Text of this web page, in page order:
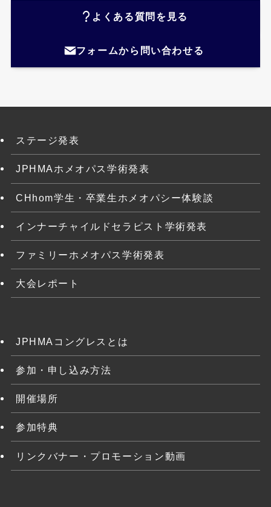
よくある質問を見る
フォームから問い合わせる
ステージ発表
JPHMAホメオパス学術発表
CHhom学生・卒業生ホメオパシー体験談
インナーチャイルドセラピスト学術発表
ファミリーホメオパス学術発表
大会レポート
JPHMAコングレスとは
参加・申し込み方法
開催場所
参加特典
リンクバナー・プロモーション動画